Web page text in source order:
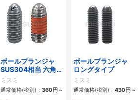
ボールプランジャ
SUS304相当 六角穴
タイプ
ミスミ
通常価格(税別)： 360円～
ボールプランジャ
ロングタイプ
ミスミ
通常価格(税別)： 430円～